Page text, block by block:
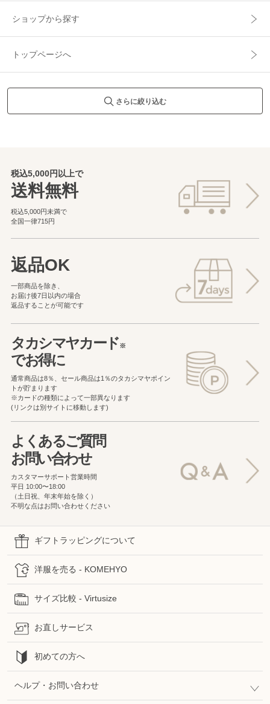
ショップから探す
トップページへ
さらに絞り込む
税込5,000円以上で
送料無料
税込5,000円未満で
全国一律715円
返品OK
一部商品を除き、
お届け後7日以内の場合
返品することが可能です
タカシマヤカード※
でお得に
通常商品は8％、セール商品は1％のタカシマヤポイン
トが貯まります
※カードの種類によって一部異なります
(リンクは別サイトに移動します)
よくあるご質問
お問い合わせ
カスタマーサポート営業時間
平日 10:00〜18:00
（土日祝、年末年始を除く）
不明な点はお問い合わせください
ギフトラッピングについて
洋服を売る - KOMEHYO
サイズ比較 - Virtusize
お直しサービス
初めての方へ
ヘルプ・お問い合わせ